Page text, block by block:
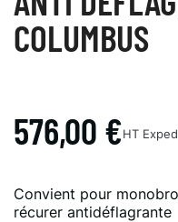
COLUMBUS
576,00 €HT
Convient pour
récurer antidéflagrante